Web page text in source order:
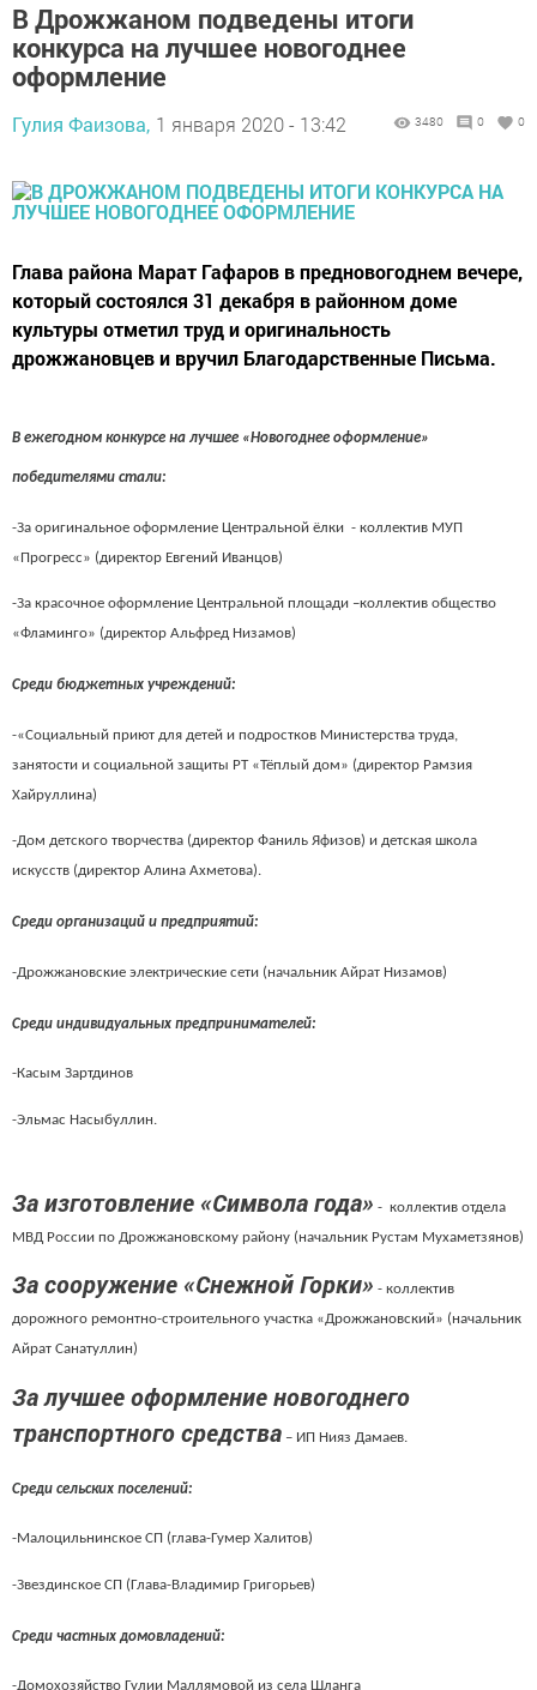
В Дрожжаном подведены итоги
конкурса на лучшее новогоднее
оформление
Гулия Фаизова, 1 января 2020 - 13:42 3480 0 0
Глава района Марат Гафаров в предновогоднем вечере,
который состоялся 31 декабря в районном доме
культуры отметил труд и оригинальность
дрожжановцев и вручил Благодарственные Письма.
В ежегодном конкурсе на лучшее «Новогоднее оформление»
победителями стали:
-За оригинальное оформление Центральной ёлки - коллектив МУП
«Прогресс» (директор Евгений Иванцов)
-За красочное оформление Центральной площади –коллектив общество
«Фламинго» (директор Альфред Низамов)
Среди бюджетных учреждений:
-«Социальный приют для детей и подростков Министерства труда,
занятости и социальной защиты РТ «Тёплый дом» (директор Рамзия
Хайруллина)
-Дом детского творчества (директор Фаниль Яфизов) и детская школа
искусств (директор Алина Ахметова).
Среди организаций и предприятий:
-Дрожжановские электрические сети (начальник Айрат Низамов)
Среди индивидуальных предпринимателей:
-Касым Зартдинов
-Эльмас Насыбуллин.
За изготовление «Символа года» - коллектив отдела
МВД России по Дрожжановскому району (начальник Рустам Мухаметзянов)
За сооружение «Снежной Горки» - коллектив
дорожного ремонтно-строительного участка «Дрожжановский» (начальник
Айрат Санатуллин)
За лучшее оформление новогоднего
транспортного средства – ИП Нияз Дамаев.
Среди сельских поселений:
-Малоцильнинское СП (глава-Гумер Халитов)
-Звездинское СП (Глава-Владимир Григорьев)
Среди частных домовладений:
-Домохозяйство Гулии Маллямовой из села Шланга